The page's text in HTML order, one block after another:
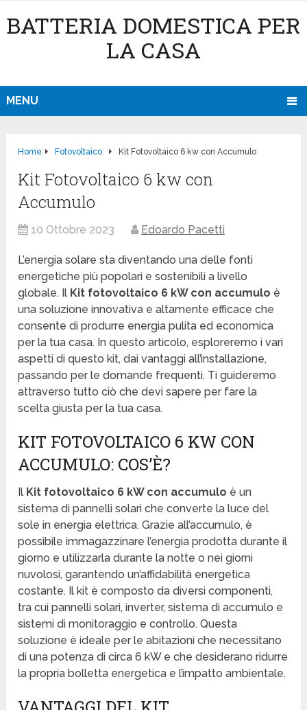
BATTERIA DOMESTICA PER
LA CASA
MENU
Home Fotovoltaico Kit Fotovoltaico 6 kw con Accumulo
Kit Fotovoltaico 6 kw con
Accumulo
10 Ottobre 2023 Edoardo Pacetti
L’energia solare sta diventando una delle fonti
energetiche più popolari e sostenibili a livello
globale. Il Kit fotovoltaico 6 kW con accumulo è
una soluzione innovativa e altamente efficace che
consente di produrre energia pulita ed economica
per la tua casa. In questo articolo, esploreremo i vari
aspetti di questo kit, dai vantaggi all’installazione,
passando per le domande frequenti. Ti guideremo
attraverso tutto ciò che devi sapere per fare la
scelta giusta per la tua casa.
KIT FOTOVOLTAICO 6 KW CON
ACCUMULO: COS’È?
Il Kit fotovoltaico 6 kW con accumulo è un
sistema di pannelli solari che converte la luce del
sole in energia elettrica. Grazie all’accumulo, è
possibile immagazzinare l’energia prodotta durante il
giorno e utilizzarla durante la notte o nei giorni
nuvolosi, garantendo un’affidabilità energetica
costante. Il kit è composto da diversi componenti,
tra cui pannelli solari, inverter, sistema di accumulo e
sistemi di monitoraggio e controllo. Questa
soluzione è ideale per le abitazioni che necessitano
di una potenza di circa 6 kW e che desiderano ridurre
la propria bolletta energetica e l’impatto ambientale.